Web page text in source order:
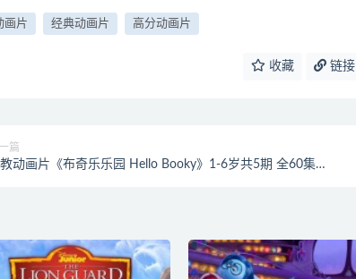
画片 经典动画片 高分动画片
收藏 链接
一篇
动画片《布奇乐乐园 Hello Booky》1-6岁共5期 全60集